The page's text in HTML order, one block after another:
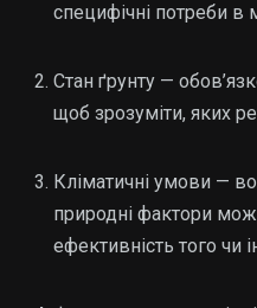
специфічні потреби в
Стан ґрунту —
щоб зрозуміти, яких
Кліматичні умови —
природні фактори
ефективність того чи